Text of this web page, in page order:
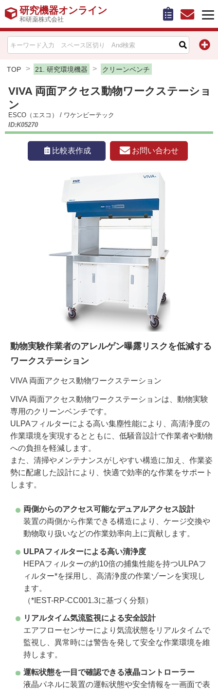
研究機器オンライン
和研薬株式会社
TOP 21. 研究環境機器 クリーンベンチ
VIVA 両面アクセス動物ワークステーショ
ン
ESCO（エスコ） / ワケンビーテック
ID:K05270
比較表作成 お問い合わせ
動物実験作業者のアレルゲン曝露リスクを低減する
ワークステーション
VIVA 両面アクセス動物ワークステーション
VIVA 両面アクセス動物ワークステーションは、動物実験
専用のクリーンベンチです。
ULPAフィルターによる高い集塵性能により、高清浄度の
作業環境を実現するとともに、低騒音設計で作業者や動物
への負担を軽減します。
また、清掃やメンテナンスがしやすい構造に加え、作業姿
勢に配慮した設計により、快適で効率的な作業をサポート
します。
両側からのアクセス可能なデュアルアクセス設計
装置の両側から作業できる構造により、ケージ交換や
動物取り扱いなどの作業効率向上に貢献します。
ULPAフィルターによる高い清浄度
HEPAフィルターの約10倍の捕集性能を持つULPAフ
ィルター*を採用し、高清浄度の作業ゾーンを実現し
ます。
（*IEST-RP-CC001.3に基づく分類）
リアルタイム気流監視による安全設計
エアフローセンサーにより気流状態をリアルタイムで
監視し、異常時には警告を発して安全な作業環境を維
持します。
運転状態を一目で確認できる液晶コントローラー
液晶パネルに装置の運転状態や安全情報を一画面で表
HOME
比較表作成
お問い合わせ
お知らせ
機器キャンペーン情報一覧
ラボプランニング
和研薬 ホームページ